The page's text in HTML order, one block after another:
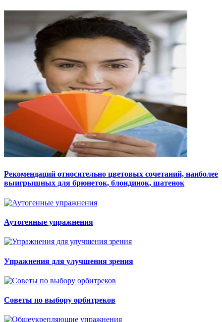
Рекомендаций относительно цветовых сочетаний, наиболее
выигрышных для брюнеток, блондинок, шатенок
Аутогенные упражнения
Упражнения для улучшения зрения
Советы по выбору орбитреков